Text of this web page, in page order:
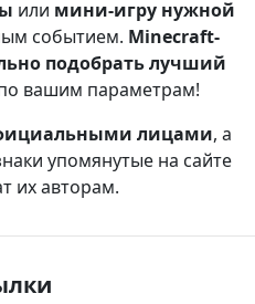
или мини-игру нужной
событием. Minecraft-
подобрать лучший
вашим параметрам!
лицами, а
упомянутые на сайте
их авторам.